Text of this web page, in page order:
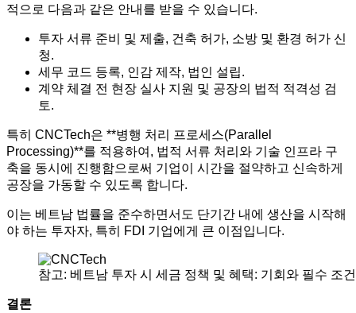
적으로 다음과 같은 안내를 받을 수 있습니다.
투자 서류 준비 및 제출, 건축 허가, 소방 및 환경 허가 신
청.
세무 코드 등록, 인감 제작, 법인 설립.
계약 체결 전 현장 실사 지원 및 공장의 법적 적격성 검
토.
특히 CNCTech은 **병행 처리 프로세스(Parallel
Processing)**를 적용하여, 법적 서류 처리와 기술 인프라 구
축을 동시에 진행함으로써 기업이 시간을 절약하고 신속하게
공장을 가동할 수 있도록 합니다.
이는 베트남 법률을 준수하면서도 단기간 내에 생산을 시작해
야 하는 투자자, 특히 FDI 기업에게 큰 이점입니다.
참고: 베트남 투자 시 세금 정책 및 혜택: 기회와 필수 조건
결론